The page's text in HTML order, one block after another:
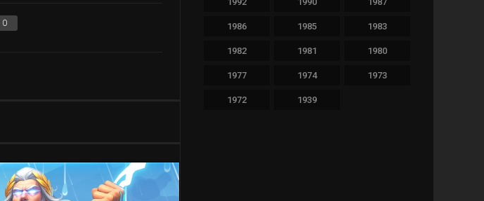
0
War
Western
1986 1985 1983
1982 1981 1980
1977 1974 1973
1972 1939